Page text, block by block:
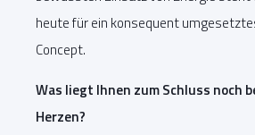
heute für ein konsequent
Concept.
Was liegt Ihnen zum Schluss noch
Herzen?